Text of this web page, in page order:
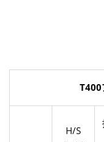
T400
H/S